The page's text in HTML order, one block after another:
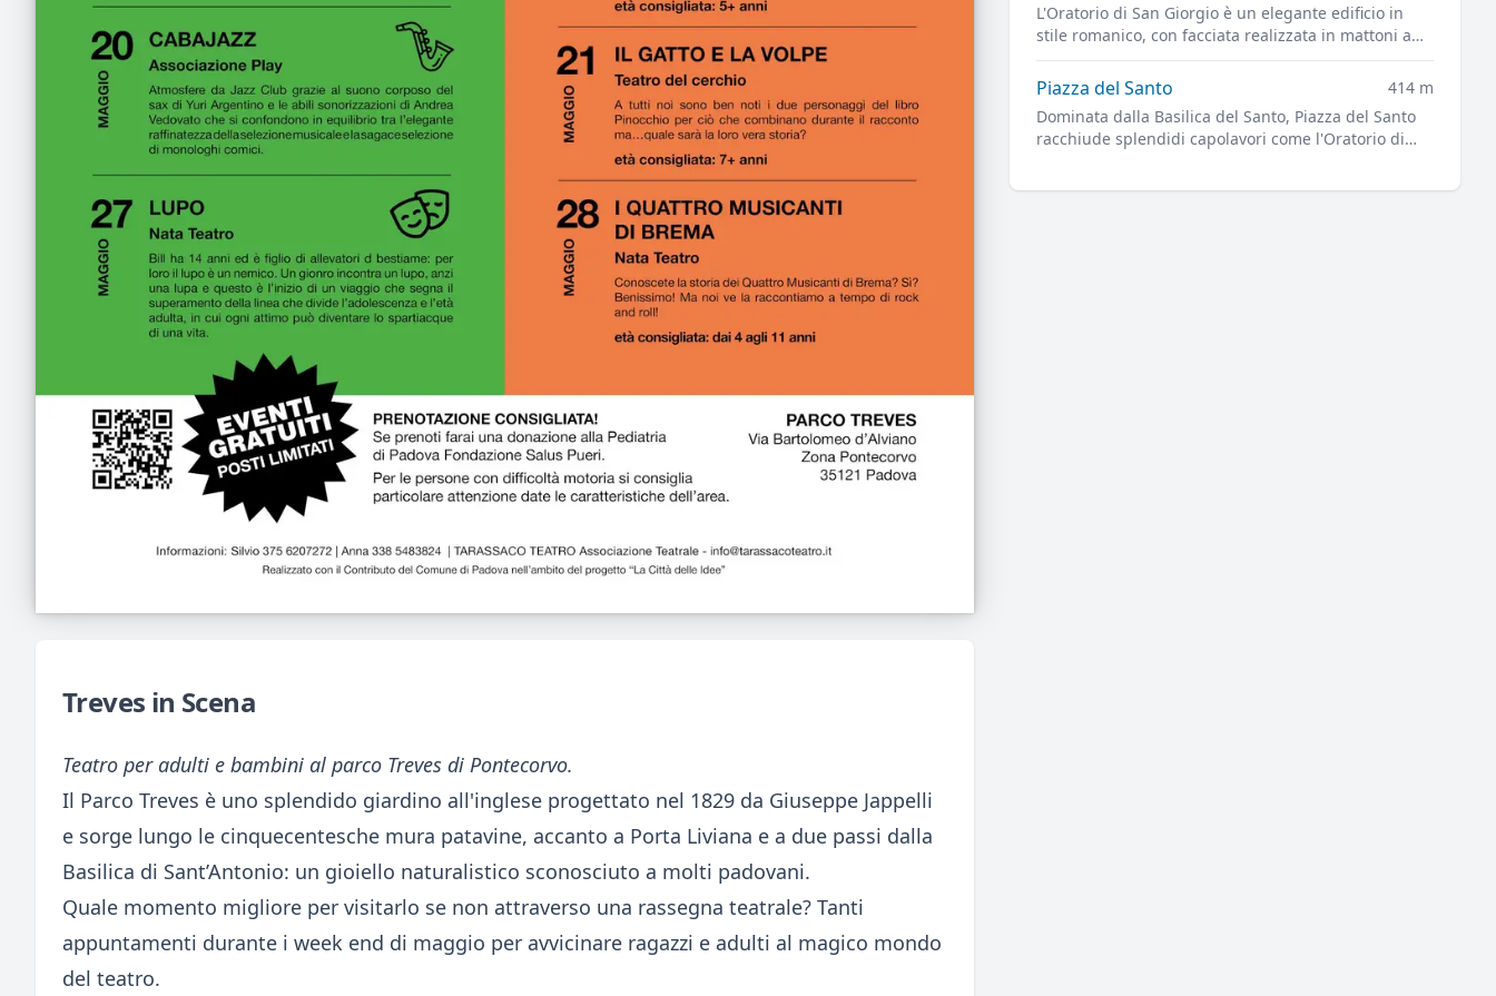
Treves in Scena
Teatro per adulti e bambini al parco Treves di Pontecorvo.
Il Parco Treves è uno splendido giardino all'inglese progettato nel 1829 da Giuseppe Jappelli
e sorge lungo le cinquecentesche mura patavine, accanto a Porta Liviana e a due passi dalla
Basilica di Sant’Antonio: un gioiello naturalistico sconosciuto a molti padovani.
Quale momento migliore per visitarlo se non attraverso una rassegna teatrale? Tanti
appuntamenti durante i week end di maggio per avvicinare ragazzi e adulti al magico mondo
del teatro.
L'Oratorio di San Giorgio è un elegante edificio in
stile romanico, con facciata realizzata in mattoni a
vista e tre bassorilievi in pietra, tra cui spicca al
centro San Giorgio che uccide il drago.
Piazza del Santo
414 m
Dominata dalla Basilica del Santo, Piazza del Santo
racchiude splendidi capolavori come l'Oratorio di